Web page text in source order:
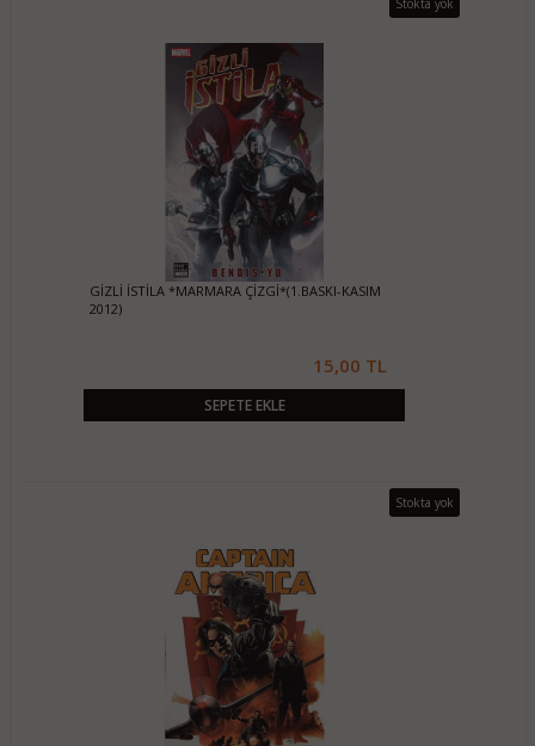
Stokta yok
GİZLİ İSTİLA *MARMARA ÇİZGİ*(1.BASKI-KASIM
2012)
15,00 TL
SEPETE EKLE
Stokta yok